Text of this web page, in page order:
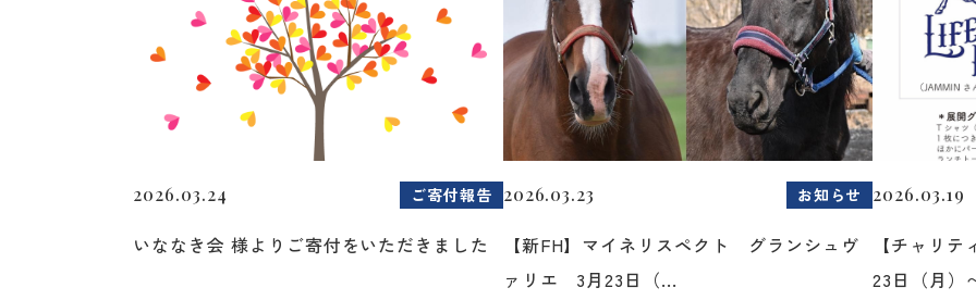
2026.03.24 ご寄付報告
いななき会 様よりご寄付をいただきました
2026.03.23 お知らせ
【新FH】マイネリスペクト グランシュヴ
ァリエ 3月23日（...
2026.03.19
【チャリ
23日（月）